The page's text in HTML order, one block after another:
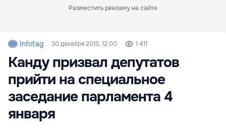
Разместить рекламу на сайте
Infotag 30 декабря 2015, 12:00 1 411
Канду призвал депутатов
прийти на специальное
заседание парламента 4
января